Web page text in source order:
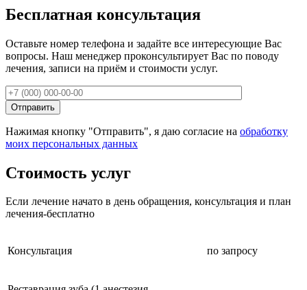
Бесплатная консультация
Оставьте номер телефона и задайте все интересующие Вас
вопросы. Наш менеджер проконсультирует Вас по поводу
лечения, записи на приём и стоимости услуг.
Нажимая кнопку "Отправить", я даю согласие на обработку
моих персональных данных
Стоимость услуг
Если лечение начато в день обращения, консультация и план
лечения-бесплатно
Консультация по запросу